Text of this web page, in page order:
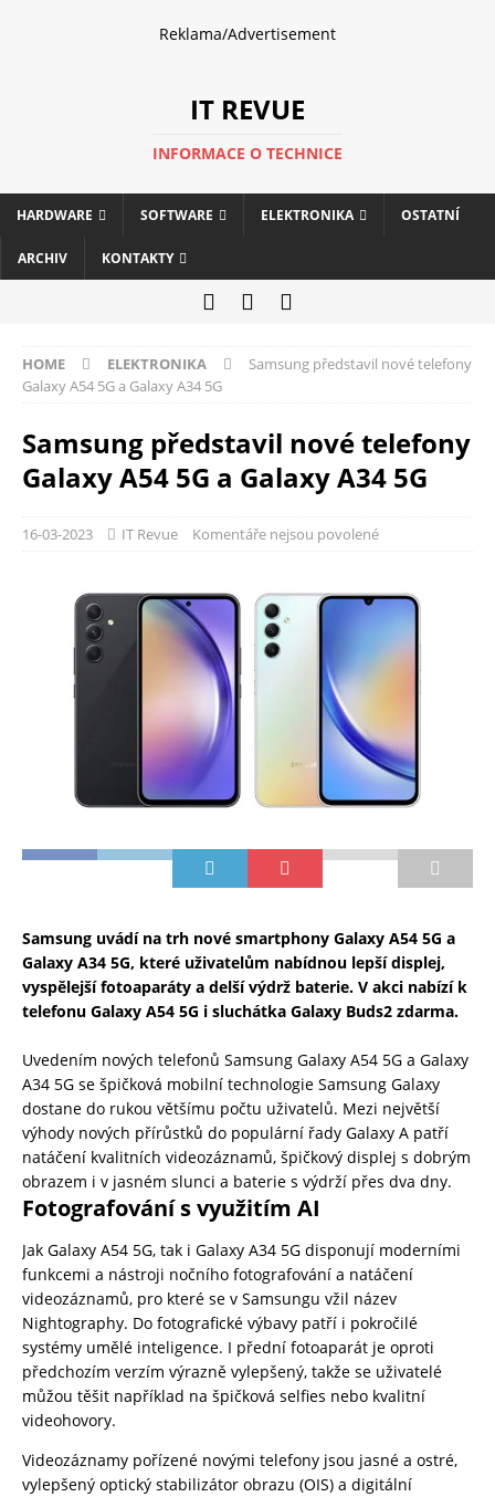
Reklama/Advertisement
IT REVUE
INFORMACE O TECHNICE
HARDWARE SOFTWARE ELEKTRONIKA OSTATNÍ
ARCHIV KONTAKTY
HOME ELEKTRONIKA
Samsung představil nové telefony
Galaxy A54 5G a Galaxy A34 5G
Samsung představil nové telefony
Galaxy A54 5G a Galaxy A34 5G
16-03-2023 IT Revue Komentáře nejsou povolené
Samsung uvádí na trh nové smartphony Galaxy A54 5G a
Galaxy A34 5G, které uživatelům nabídnou lepší displej,
vyspělejší fotoaparáty a delší výdrž baterie. V akci nabízí k
telefonu Galaxy A54 5G i sluchátka Galaxy Buds2 zdarma.
Uvedením nových telefonů Samsung Galaxy A54 5G a Galaxy
A34 5G se špičková mobilní technologie Samsung Galaxy
dostane do rukou většímu počtu uživatelů. Mezi největší
výhody nových přírůstků do populární řady Galaxy A patří
natáčení kvalitních videozáznamů, špičkový displej s dobrým
obrazem i v jasném slunci a baterie s výdrží přes dva dny.
Fotografování s využitím AI
Jak Galaxy A54 5G, tak i Galaxy A34 5G disponují moderními
funkcemi a nástroji nočního fotografování a natáčení
videozáznamů, pro které se v Samsungu vžil název
Nightography. Do fotografické výbavy patří i pokročilé
systémy umělé inteligence. I přední fotoaparát je oproti
předchozím verzím výrazně vylepšený, takže se uživatelé
můžou těšit například na špičková selfies nebo kvalitní
videohovory.
Videozáznamy pořízené novými telefony jsou jasné a ostré,
vylepšený optický stabilizátor obrazu (OIS) a digitální